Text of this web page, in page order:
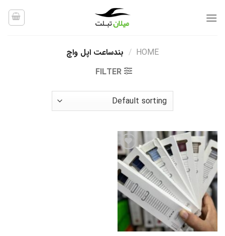
HOME
/ بندساعت اپل واچ
FILTER
افزودن
به
علاقه
مندی
ها